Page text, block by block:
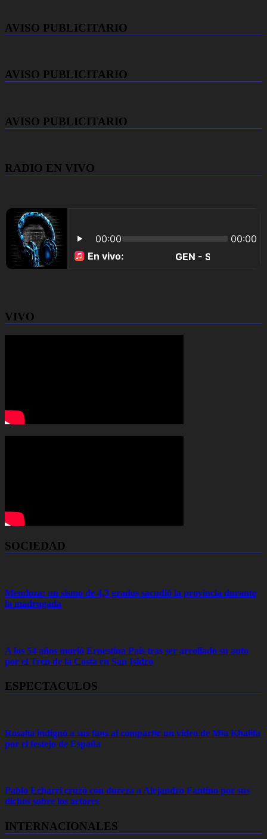
AVISO PUBLICITARIO
AVISO PUBLICITARIO
AVISO PUBLICITARIO
RADIO EN VIVO
VIVO
SOCIEDAD
Mendoza: un sismo de 4,3 grados sacudió la provincia durante
la madrugada
A los 54 años murió Ernestina Pais tras ser arrollado su auto
por el Tren de la Costa en San Isidro
ESPECTACULOS
Rosalía indignó a sus fans al compartir un video de Mia Khalifa
por el festejo de España
Pablo Echarri cruzó con dureza a Alejandro Fantino por sus
dichos sobre los actores
INTERNACIONALES